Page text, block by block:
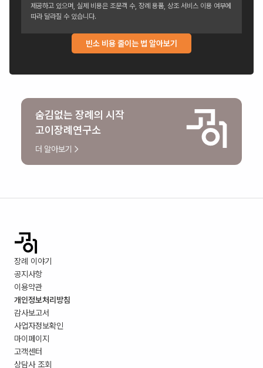
제공하고 있으며, 실제 비용은 조문객 수, 장례 용품, 상조 서비스 이용 여부에
따라 달라질 수 있습니다.
빈소 비용 줄이는 법 알아보기
숨김없는 장례의 시작
고이장례연구소
더 알아보기
장례 이야기
공지사항
이용약관
개인정보처리방침
감사보고서
사업자정보확인
마이페이지
고객센터
상담사 조회